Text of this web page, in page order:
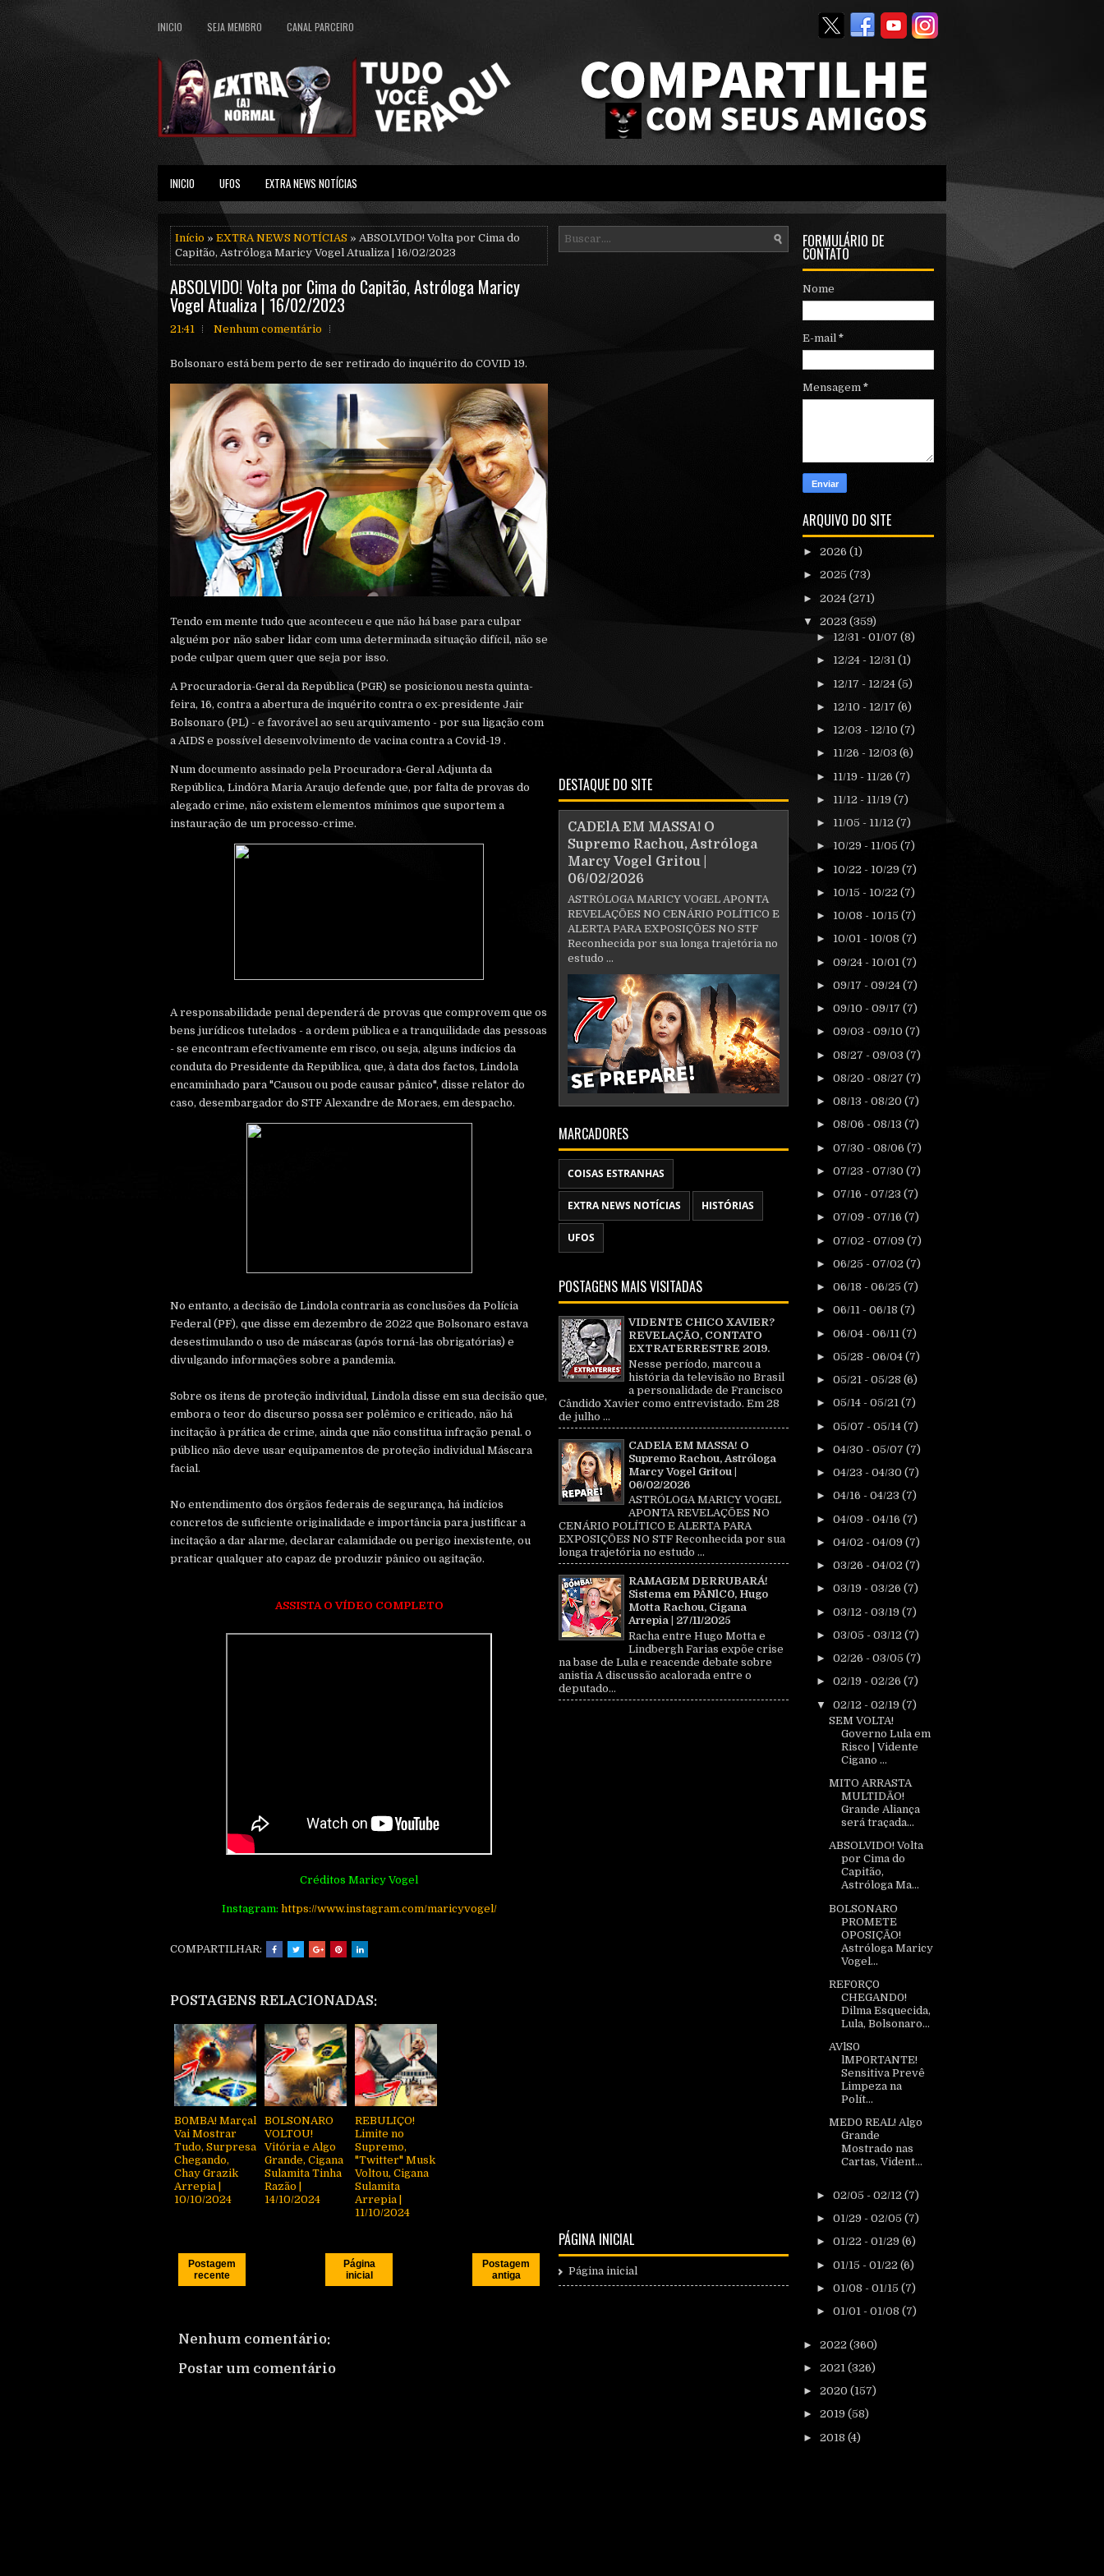
INICIO SEJA MEMBRO CANAL PARCEIRO
INICIO UFOS EXTRA NEWS NOTÍCIAS
Início » EXTRA NEWS NOTÍCIAS » ABSOLVIDO! Volta por Cima do
Capitão, Astróloga Maricy Vogel Atualiza | 16/02/2023
ABSOLVIDO! Volta por Cima do Capitão, Astróloga Maricy
Vogel Atualiza | 16/02/2023
21:41 Nenhum comentário
Bolsonaro está bem perto de ser retirado do inquérito do COVID 19.
Tendo em mente tudo que aconteceu e que não há base para culpar
alguém por não saber lidar com uma determinada situação difícil, não se
pode culpar quem quer que seja por isso.
A Procuradoria-Geral da República (PGR) se posicionou nesta quinta-
feira, 16, contra a abertura de inquérito contra o ex-presidente Jair
Bolsonaro (PL) - e favorável ao seu arquivamento - por sua ligação com
a AIDS e possível desenvolvimento de vacina contra a Covid-19 .
Num documento assinado pela Procuradora-Geral Adjunta da
República, Lindôra Maria Araujo defende que, por falta de provas do
alegado crime, não existem elementos mínimos que suportem a
instauração de um processo-crime.
A responsabilidade penal dependerá de provas que comprovem que os
bens jurídicos tutelados - a ordem pública e a tranquilidade das pessoas
- se encontram efectivamente em risco, ou seja, alguns indícios da
conduta do Presidente da República, que, à data dos factos, Lindola
encaminhado para "Causou ou pode causar pânico", disse relator do
caso, desembargador do STF Alexandre de Moraes, em despacho.
No entanto, a decisão de Lindola contraria as conclusões da Polícia
Federal (PF), que disse em dezembro de 2022 que Bolsonaro estava
desestimulando o uso de máscaras (após torná-las obrigatórias) e
divulgando informações sobre a pandemia.
Sobre os itens de proteção individual, Lindola disse em sua decisão que,
embora o teor do discurso possa ser polêmico e criticado, não há
incitação à prática de crime, ainda que não constitua infração penal. o
público não deve usar equipamentos de proteção individual Máscara
facial.
No entendimento dos órgãos federais de segurança, há indícios
concretos de suficiente originalidade e importância para justificar a
incitação a dar alarme, declarar calamidade ou perigo inexistente, ou
praticar qualquer ato capaz de produzir pânico ou agitação.
ASSISTA O VÍDEO COMPLETO
Créditos Maricy Vogel
Instagram: https://www.instagram.com/maricyvogel/
COMPARTILHAR:
POSTAGENS RELACIONADAS:
B0MBA! Marçal
Vai Mostrar
Tudo, Surpresa
Chegando,
Chay Grazik
Arrepia |
10/10/2024
BOLSONARO
VOLTOU!
Vitória e Algo
Grande, Cigana
Sulamita Tinha
Razão |
14/10/2024
REBULIÇO!
Limite no
Supremo,
"Twitter" Musk
Voltou, Cigana
Sulamita
Arrepia |
11/10/2024
Postagem
recente
Postagem
antiga
Página
inicial
Nenhum comentário:
Postar um comentário
DESTAQUE DO SITE
CADElA EM MASSA! O
Supremo Rachou, Astróloga
Marcy Vogel Gritou |
06/02/2026
ASTRÓLOGA MARICY VOGEL APONTA
REVELAÇÕES NO CENÁRIO POLÍTICO E
ALERTA PARA EXPOSIÇÕES NO STF
Reconhecida por sua longa trajetória no
estudo ...
MARCADORES
COISAS ESTRANHAS
EXTRA NEWS NOTÍCIAS HISTÓRIAS
UFOS
POSTAGENS MAIS VISITADAS
VIDENTE CHICO XAVIER?
REVELAÇÃO, CONTATO
EXTRATERRESTRE 2019.
Nesse período, marcou a
história da televisão no Brasil
a personalidade de Francisco
Cândido Xavier como entrevistado. Em 28
de julho ...
CADElA EM MASSA! O
Supremo Rachou, Astróloga
Marcy Vogel Gritou |
06/02/2026
ASTRÓLOGA MARICY VOGEL
APONTA REVELAÇÕES NO
CENÁRIO POLÍTICO E ALERTA PARA
EXPOSIÇÕES NO STF Reconhecida por sua
longa trajetória no estudo ...
RAMAGEM DERRUBARÁ!
Sistema em PÂNlC0, Hugo
Motta Rachou, Cigana
Arrepia | 27/11/2025
Racha entre Hugo Motta e
Lindbergh Farias expõe crise
na base de Lula e reacende debate sobre
anistia A discussão acalorada entre o
deputado...
PÁGINA INICIAL
Página inicial
FORMULÁRIO DE
CONTATO
Nome
E-mail *
Mensagem*
ARQUIVO DO SITE
► 2026 (1)
► 2025 (73)
► 2024 (271)
▼ 2023 (359)
► 12/31 - 01/07 (8)
► 12/24 - 12/31 (1)
► 12/17 - 12/24 (5)
► 12/10 - 12/17 (6)
► 12/03 - 12/10 (7)
► 11/26 - 12/03 (6)
► 11/19 - 11/26 (7)
► 11/12 - 11/19 (7)
► 11/05 - 11/12 (7)
►10/29 - 11/05 (7)
► 10/22 - 10/29 (7)
► 10/15 - 10/22 (7)
► 10/08 - 10/15 (7)
► 10/01 - 10/08 (7)
► 09/24 - 10/01 (7)
► 09/17 - 09/24 (7)
► 09/10 - 09/17 (7)
► 09/03 - 09/10 (7)
► 08/27 - 09/03 (7)
► 08/20 - 08/27 (7)
► 08/13 - 08/20 (7)
► 08/06 - 08/13 (7)
► 07/30 - 08/06 (7)
► 07/23 - 07/30 (7)
► 07/16 - 07/23 (7)
► 07/09 - 07/16 (7)
► 07/02 - 07/09 (7)
► 06/25 - 07/02 (7)
► 06/18 - 06/25 (7)
► 06/11 - 06/18 (7)
► 06/04 - 06/11 (7)
► 05/28 - 06/04 (7)
► 05/21 - 05/28 (6)
► 05/14 - 05/21 (7)
► 05/07 - 05/14 (7)
► 04/30 - 05/07 (7)
► 04/23 - 04/30 (7)
► 04/16 - 04/23 (7)
► 04/09 - 04/16 (7)
► 04/02 - 04/09 (7)
► 03/26 - 04/02 (7)
► 03/19 - 03/26 (7)
► 03/12 - 03/19 (7)
► 03/05 - 03/12 (7)
► 02/26 - 03/05 (7)
► 02/19 - 02/26 (7)
▼ 02/12 - 02/19 (7)
SEM VOLTA!
Governo Lula em
Risco | Vidente
Cigano ...
MITO ARRASTA
MULTIDÃO!
Grande Aliança
será traçada...
ABSOLVIDO! Volta
por Cima do
Capitão,
Astróloga Ma...
BOLSONARO
PROMETE
OPOSIÇÃO!
Astróloga Maricy
Vogel...
REF0RÇ0
CHEGAND0!
Dilma Esquecida,
Lula, Bolsonaro...
AVlS0
lMP0RTANTE!
Sensitiva Prevê
Limpeza na
Polít...
MED0 REAL! Algo
Grande
Mostrado nas
Cartas, Vident...
► 02/05 - 02/12 (7)
► 01/29 - 02/05 (7)
► 01/22 - 01/29 (6)
► 01/15 - 01/22 (6)
► 01/08 - 01/15 (7)
► 01/01 - 01/08 (7)
► 2022 (360)
► 2021 (326)
► 2020 (157)
► 2019 (58)
► 2018 (4)